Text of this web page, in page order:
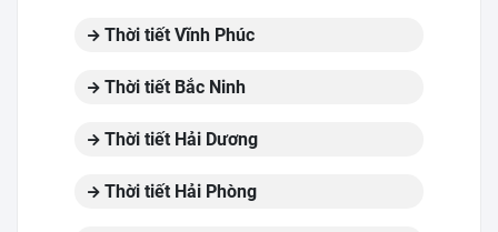
Thời tiết Vĩnh Phúc
Thời tiết Bắc Ninh
Thời tiết Hải Dương
Thời tiết Hải Phòng